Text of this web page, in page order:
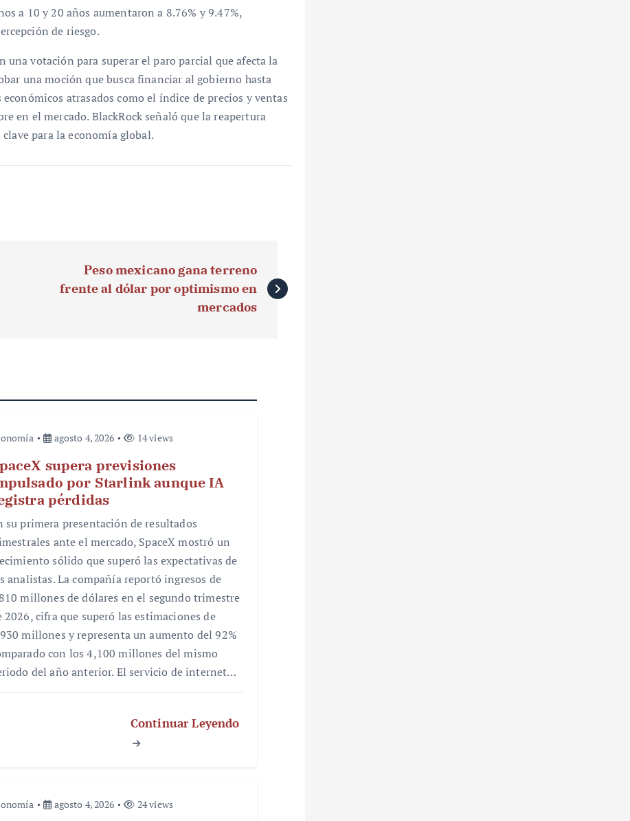
a 10 y 20 años aumentaron a 8.76% y 9.47%,
de riesgo.
una votación para superar el paro parcial que afecta la
una moción que busca financiar al gobierno hasta
atrasados como el índice de precios y ventas
en el mercado. BlackRock señaló que la reapertura
para la economía global.
Peso mexicano gana terreno
frente al dólar por optimismo en
mercados
agosto 4, 2026 14 views
supera previsiones
por Starlink aunque IA
pérdidas
su primera presentación de resultados
ante el mercado, SpaceX mostró un
sólido que superó las expectativas de
analistas. La compañía reportó ingresos de
millones de dólares en el segundo trimestre
2026, cifra que superó las estimaciones de
millones y representa un aumento del 92%
con los 4,100 millones del mismo
del año anterior. El servicio de internet…
Continuar Leyendo
agosto 4, 2026 24 views